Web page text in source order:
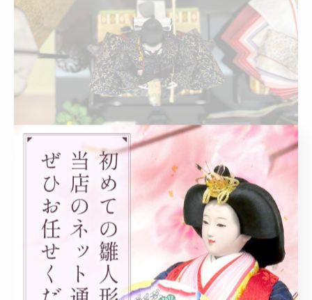
春蔵の雛人形に宿る紅色の気品と味わい
春蔵の雛人形に使われている紅色は、ただ鮮やかなだけ
でなく、奥行きと深みを感じさせる気品が漂います。伝
統的な色彩表現を大切にしつつ、現代的なセンスを取り
入れているため、どこか新しさも感じられるのが特徴で
す。紅色の気品が、お姫様の存在感をより一層引き立て